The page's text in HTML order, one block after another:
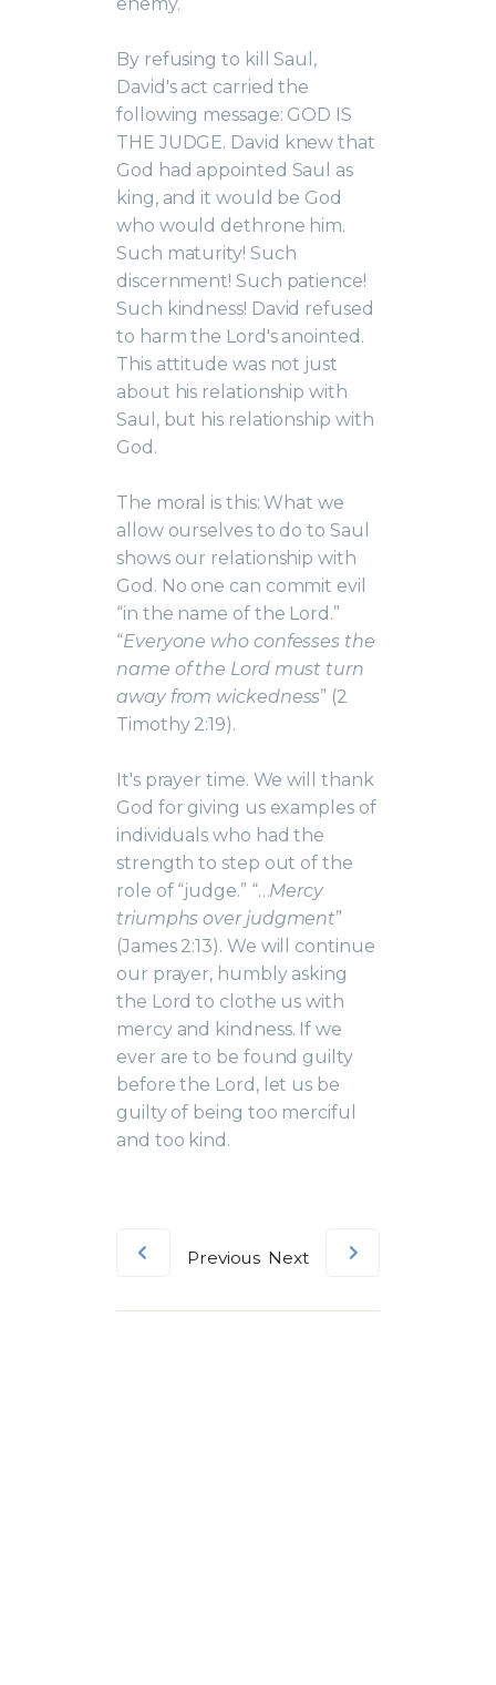
By refusing to kill Saul,
David's act carried the
following message: GOD IS
THE JUDGE. David knew that
God had appointed Saul as
king, and it would be God
who would dethrone him.
Such maturity! Such
discernment! Such patience!
Such kindness! David refused
to harm the Lord's anointed.
This attitude was not just
about his relationship with
Saul, but his relationship with
God.
The moral is this: What we
allow ourselves to do to Saul
shows our relationship with
God. No one can commit evil
“in the name of the Lord.”
“Everyone who confesses the
name of the Lord must turn
away from wickedness” (2
Timothy 2:19).
It's prayer time. We will thank
God for giving us examples of
individuals who had the
strength to step out of the
role of “judge.” “…Mercy
triumphs over judgment”
(James 2:13). We will continue
our prayer, humbly asking
the Lord to clothe us with
mercy and kindness. If we
ever are to be found guilty
before the Lord, let us be
guilty of being too merciful
and too kind.
Previous Next